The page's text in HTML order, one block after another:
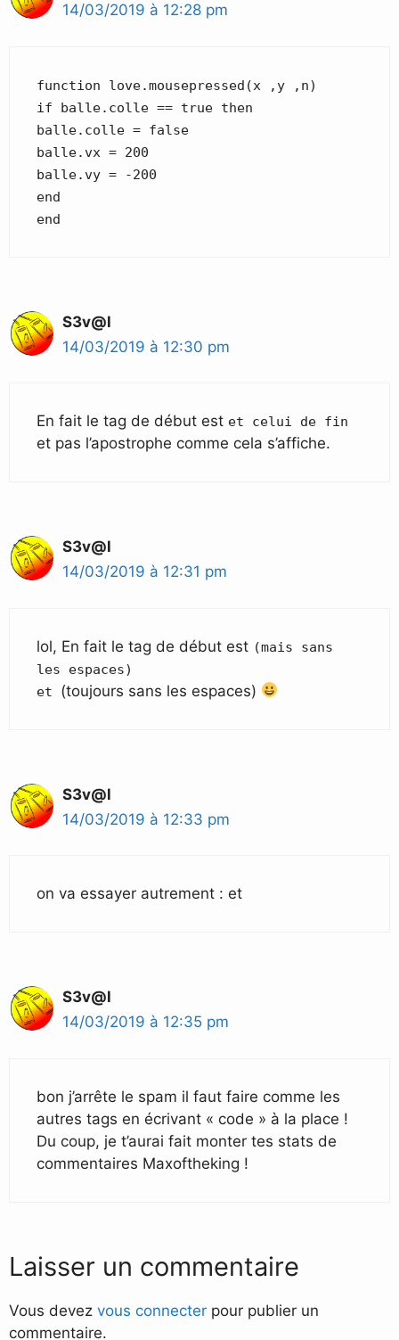
14/03/2019 à 12:28 pm
function love.mousepressed(x ,y ,n)
if balle.colle == true then
balle.colle = false
balle.vx = 200
balle.vy = -200
end
end
S3v@l
14/03/2019 à 12:30 pm
En fait le tag de début est et celui de fin
et pas l’apostrophe comme cela s’affiche.
S3v@l
14/03/2019 à 12:31 pm
lol, En fait le tag de début est (mais sans
les espaces)
et (toujours sans les espaces)
S3v@l
14/03/2019 à 12:33 pm
on va essayer autrement : et
S3v@l
14/03/2019 à 12:35 pm
bon j’arrête le spam il faut faire comme les
autres tags en écrivant « code » à la place !
Du coup, je t’aurai fait monter tes stats de
commentaires Maxoftheking !
Laisser un commentaire
Vous devez vous connecter pour publier un
commentaire.